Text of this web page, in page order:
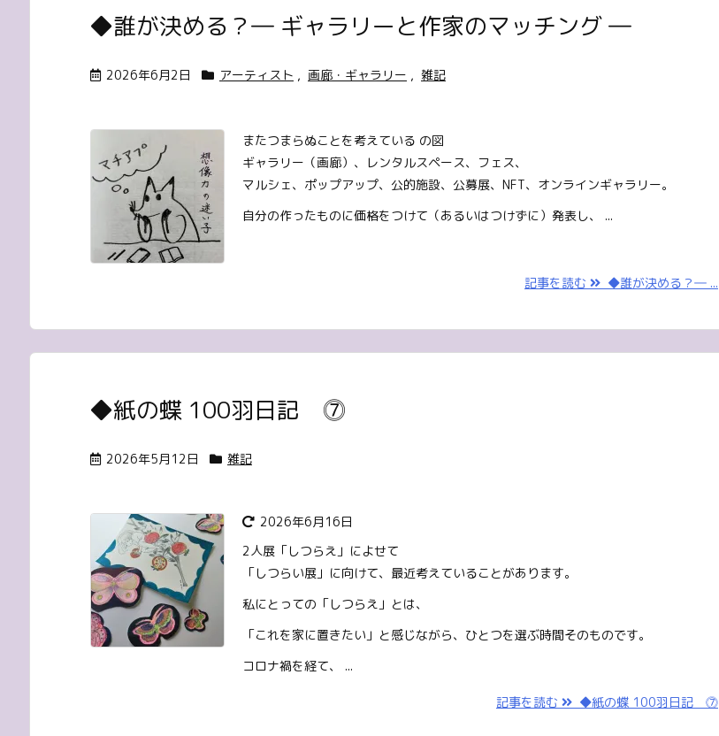
◆誰が決める？― ギャラリーと作家のマッチング ―
2026年6月2日 アーティスト , 画廊・ギャラリー , 雑記
またつまらぬことを考えている の図
ギャラリー（画廊）、レンタルスペース、フェス、
マルシェ、ポップアップ、公的施設、公募展、NFT、オンラインギャラリー。
自分の作ったものに価格をつけて（あるいはつけずに）発表し、 ...
記事を読む ◆誰が決める？― ...
◆紙の蝶 100羽日記 ⓻
2026年5月12日 雑記
2026年6月16日
2人展「しつらえ」によせて
「しつらい展」に向けて、最近考えていることがあります。
私にとっての「しつらえ」とは、
「これを家に置きたい」と感じながら、ひとつを選ぶ時間そのものです。
コロナ禍を経て、 ...
記事を読む ◆紙の蝶 100羽日記 ⓻